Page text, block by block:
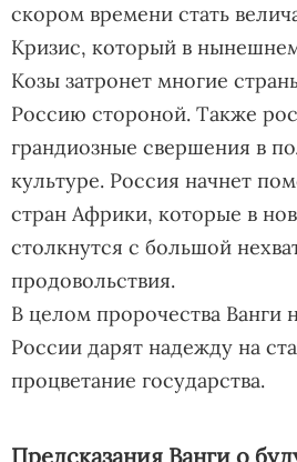
скором времени стать
Кризис, который в
Козы затронет многие
Россию стороной. Также
грандиозные свершения в
культуре. Россия начнет
стран Африки, которые в
столкнутся с большой
продовольствия.
В целом пророчества Ванги
России дарят надежду на
процветание государства.
Предсказания Ванги о